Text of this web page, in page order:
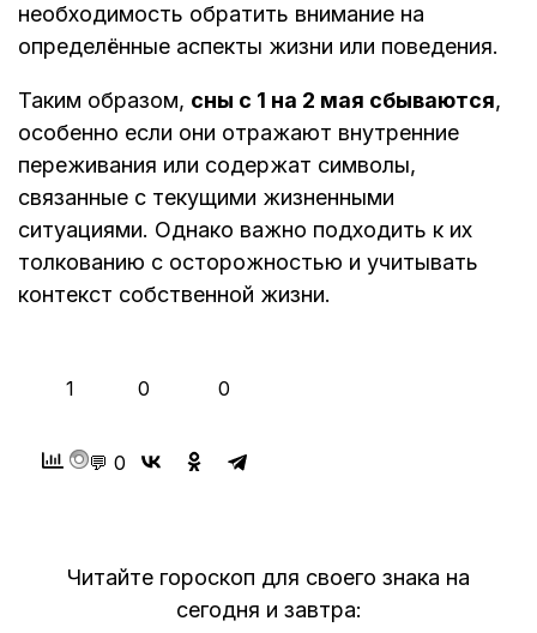
необходимость обратить внимание на
определённые аспекты жизни или поведения.
Таким образом, сны с 1 на 2 мая сбываются,
особенно если они отражают внутренние
переживания или содержат символы,
связанные с текущими жизненными
ситуациями. Однако важно подходить к их
толкованию с осторожностью и учитывать
контекст собственной жизни.
1 0 0
💬 0
Читайте гороскоп для своего знака на
сегодня и завтра: